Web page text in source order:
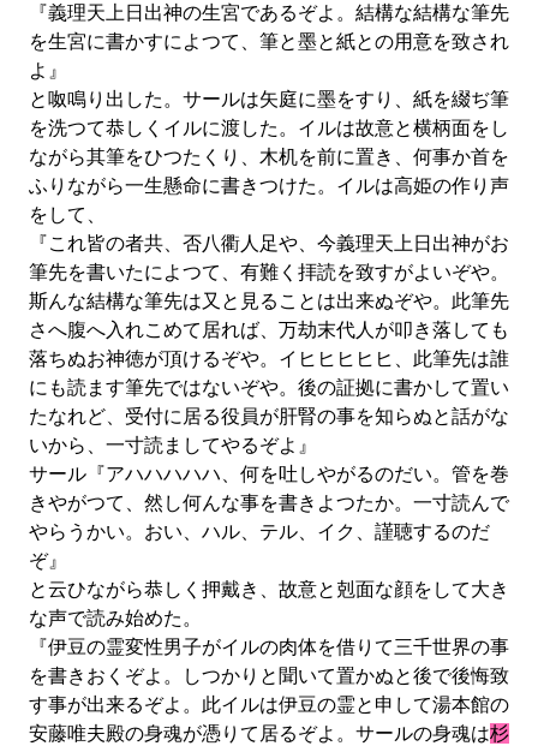
『義理天上日出神の生宮であるぞよ。結構な結構な筆先
を生宮に書かすによつて、筆と墨と紙との用意を致され
よ』
と呶鳴り出した。サールは矢庭に墨をすり、紙を綴ぢ筆
を洗つて恭しくイルに渡した。イルは故意と横柄面をし
ながら其筆をひつたくり、木机を前に置き、何事か首を
ふりながら一生懸命に書きつけた。イルは高姫の作り声
をして、
『これ皆の者共、否八衢人足や、今義理天上日出神がお
筆先を書いたによつて、有難く拝読を致すがよいぞや。
斯んな結構な筆先は又と見ることは出来ぬぞや。此筆先
さへ腹へ入れこめて居れば、万劫末代人が叩き落しても
落ちぬお神徳が頂けるぞや。イヒヒヒヒヒ、此筆先は誰
にも読ます筆先ではないぞや。後の証拠に書かして置い
たなれど、受付に居る役員が肝腎の事を知らぬと話がな
いから、一寸読ましてやるぞよ』
サール『アハハハハハ、何を吐しやがるのだい。管を巻
きやがつて、然し何んな事を書きよつたか。一寸読んで
やらうかい。おい、ハル、テル、イク、謹聴するのだ
ぞ』
と云ひながら恭しく押戴き、故意と剋面な顔をして大き
な声で読み始めた。
『伊豆の霊変性男子がイルの肉体を借りて三千世界の事
を書きおくぞよ。しつかりと聞いて置かぬと後で後悔致
す事が出来るぞよ。此イルは伊豆の霊と申して湯本館の
安藤唯夫殿の身魂が憑りて居るぞよ。サールの身魂は杉